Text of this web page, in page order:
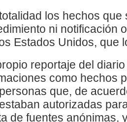
los hechos
ni notificación
Estados Unidos, que
reportaje del
como hechos
que, de
autorizadas
de fuentes anónimas,